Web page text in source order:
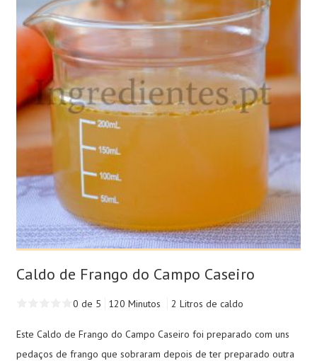
Caldo de Frango do Campo Caseiro
0 de 5 120 Minutos 2 Litros de caldo
Este Caldo de Frango do Campo Caseiro foi preparado com uns
pedaços de frango que sobraram depois de ter preparado outra